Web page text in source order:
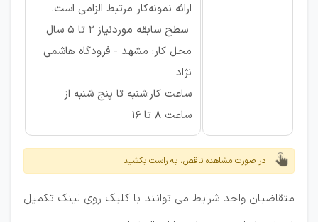
ارائه نمونه‌کار مرتبط الزامی است.
سطح سابقه موردنیاز ۲ تا ۵ سال
محل کار: مشهد - فرودگاه هاشمی
نژاد
ساعت کار:شنبه تا پنج شنبه از
ساعت 8 تا 16
در صورت مشاهده ناقص، به راست بکشید
متقاضیان واجد شرایط می توانند با کلیک روی لینک تکمیل